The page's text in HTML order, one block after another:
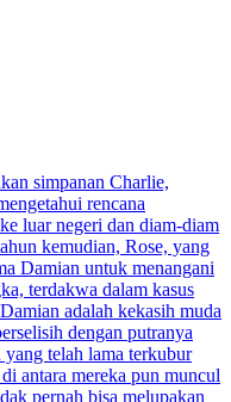
simpanan Charlie,
rencana
luar negeri dan diam-diam
kemudian, Rose, yang
Damian untuk menangani
terdakwa dalam kasus
adalah kekasih muda
dengan putranya
telah lama terkubur
antara mereka pun muncul
pernah bisa melupakan